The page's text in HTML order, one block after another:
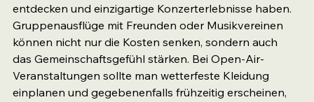
entdecken und einzigartige Konzerterlebnisse haben.
Gruppenausflüge mit Freunden oder Musikvereinen
können nicht nur die Kosten senken, sondern auch
das Gemeinschaftsgefühl stärken. Bei Open-Air-
Veranstaltungen sollte man wetterfeste Kleidung
einplanen und gegebenenfalls frühzeitig erscheinen,